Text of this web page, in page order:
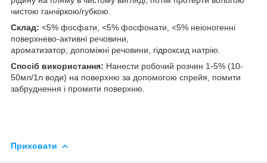
чистою ганчіркою/губкою.
Склад: <5% фосфати, <5% фосфонати, <5% неіоногенні
поверхнево-активні речовини,
ароматизатор, допоміжні речовини, гідроксид натрію.
Спосіб використання: Нанести робочий розчин 1-5% (10-
50мл/1л води) на поверхню за допомогою спрейя, помити
забруднення і промити поверхню.
Приховати